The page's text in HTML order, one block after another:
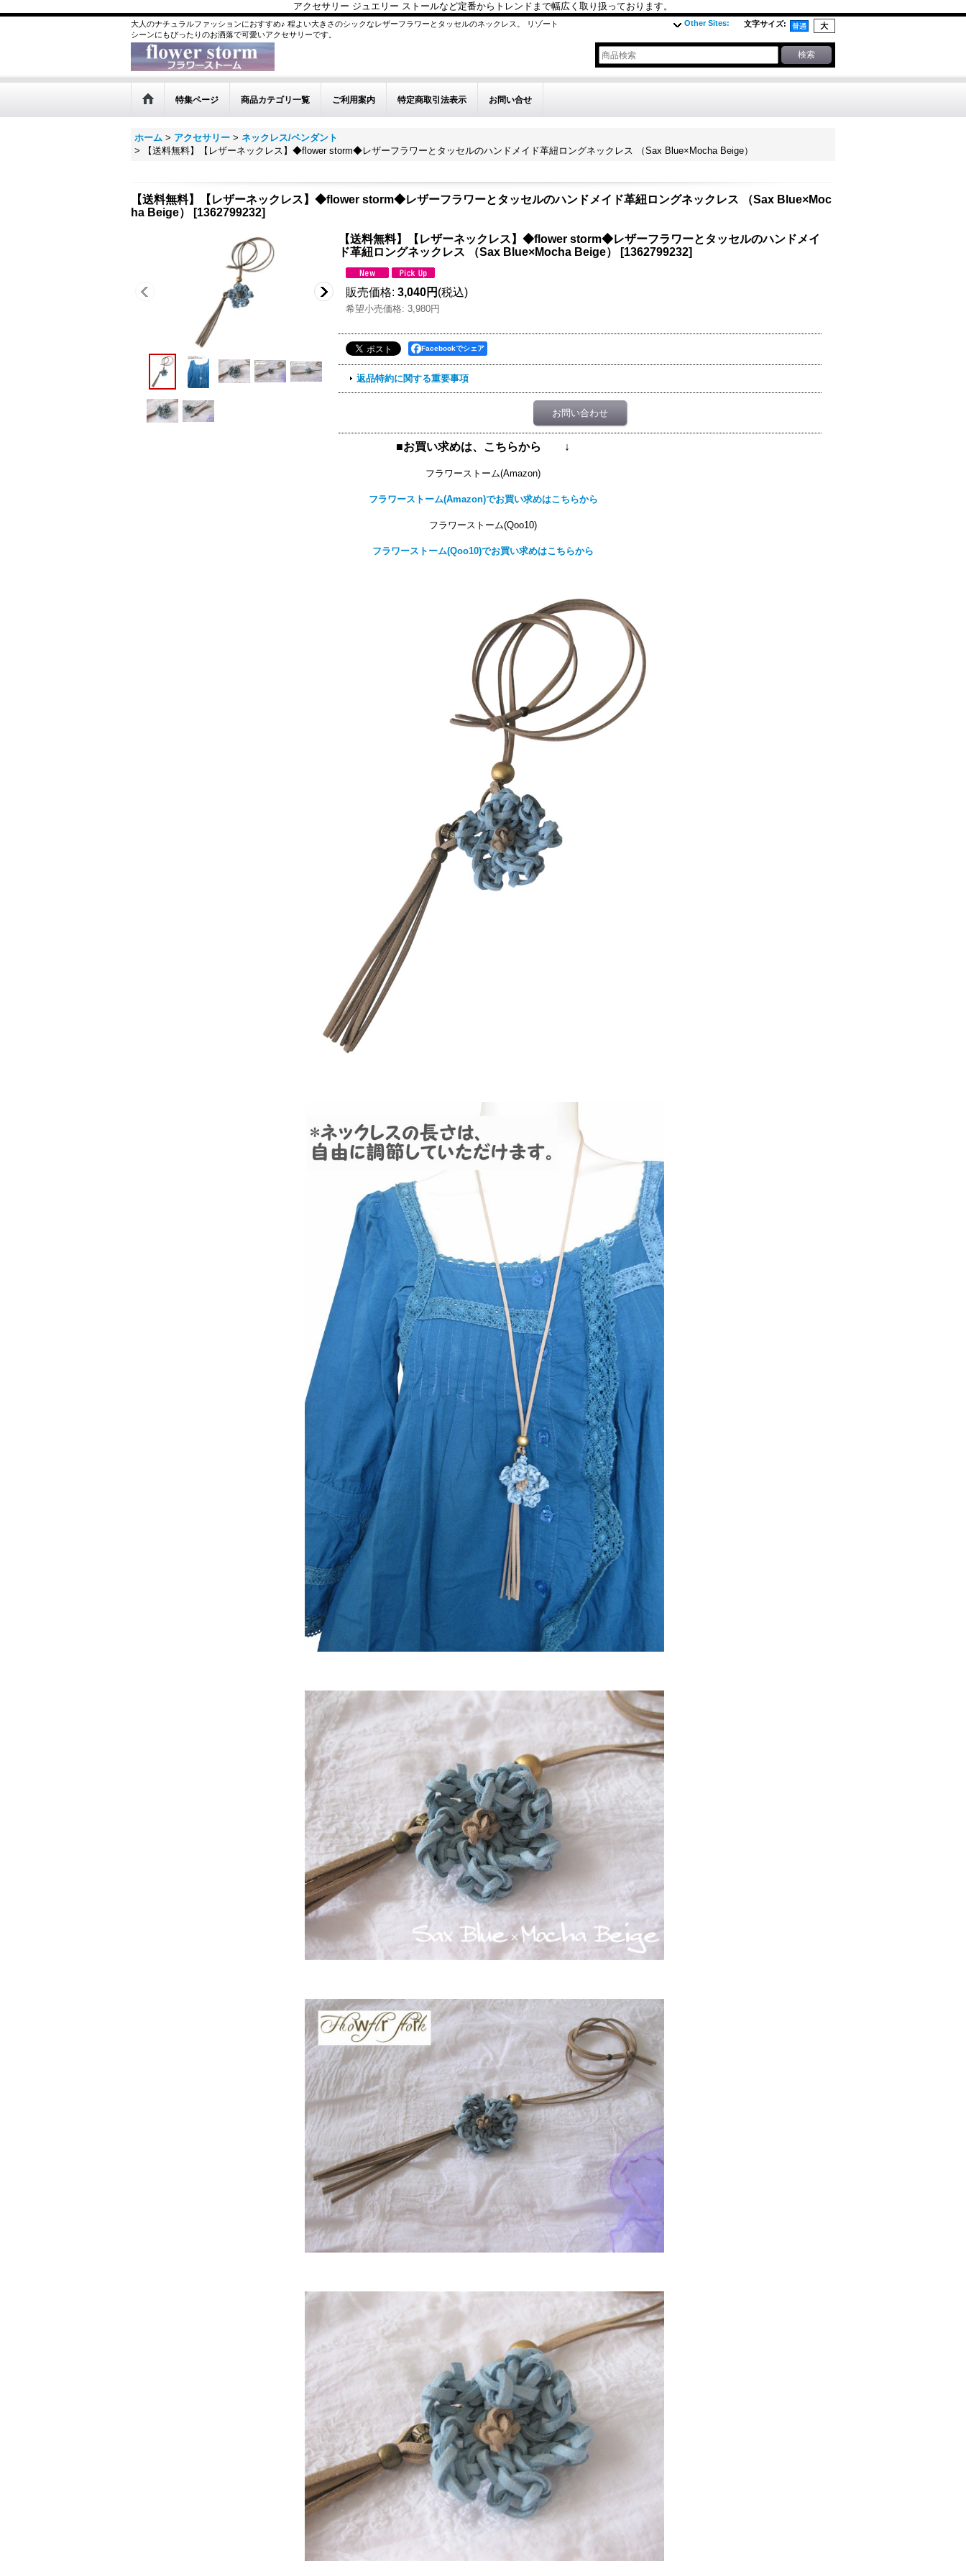
アクセサリー ジュエリー ストールなど定番からトレンドまで幅広く取り扱っております。
大人のナチュラルファッションにおすすめ♪ 程よい大きさのシックなレザーフラワーとタッセルのネックレス。 リゾート
シーンにもぴったりのお洒落で可愛いアクセサリーです。
文字サイズ:
Other Sites:
特集ページ 商品カテゴリ一覧 ご利用案内 特定商取引法表示 お問い合せ
ホーム > アクセサリー > ネックレス/ペンダント
>
【送料無料】【レザーネックレス】◆flower storm◆レザーフラワーとタッセルのハンドメイド革紐ロングネックレス （Sax Blue×Mocha Beige）
【送料無料】【レザーネックレス】◆flower storm◆レザーフラワーとタッセルのハンドメイド革紐ロングネックレス （Sax Blue×Moc
ha Beige）
[1362799232]
【送料無料】【レザーネックレス】◆flower storm◆レザーフラワーとタッセルのハンドメイ
ド革紐ロングネックレス （Sax Blue×Mocha Beige）
[1362799232]
販売価格: 3,040円 (税込)
希望小売価格: 3,980円
Facebookでシェア
返品特約に関する重要事項
お問い合わせ
■お買い求めは、こちらから ↓
フラワーストーム(Amazon)
フラワーストーム(Amazon)でお買い求めはこちらから
フラワーストーム(Qoo10)
フラワーストーム(Qoo10)でお買い求めはこちらから